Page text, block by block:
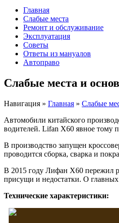
Главная
Слабые места
Ремонт и обслуживание
Эксплуатация
Советы
Ответы из мануалов
Автоправо
Слабые места и
Навигация » Главная » Слабые
Автомобили китайского
водителей. Lifan X60 явное тому
В производство запущен
проводится сборка, сварка и
В 2015 году Лифан Х60 пережил
присущи и недостатки. О главных
Технические характеристики: